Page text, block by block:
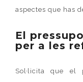
aspectes que has
El
per a les
Sol·licita que el